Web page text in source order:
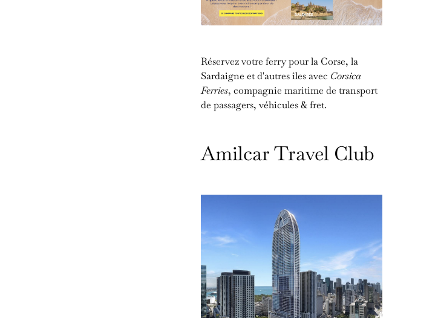
Réservez votre ferry pour la Corse, la
Sardaigne et d'autres îles avec Corsica
Ferries, compagnie maritime de transport
de passagers, véhicules & fret.
Amilcar Travel Club